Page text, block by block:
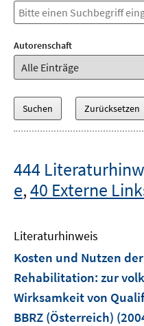
Autorenschaft
444
e,40 Externe
Literaturhinweis
Kosten und Nutzen
Rehabilitation: zur
Wirksamkeit von
BBRZ (Österreich)